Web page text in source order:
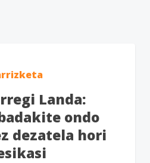
Landa:
ondo
dezatela hori